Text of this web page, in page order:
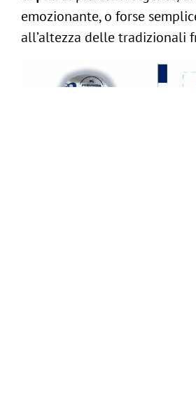
emozionante, o forse
all’altezza delle tradizionali